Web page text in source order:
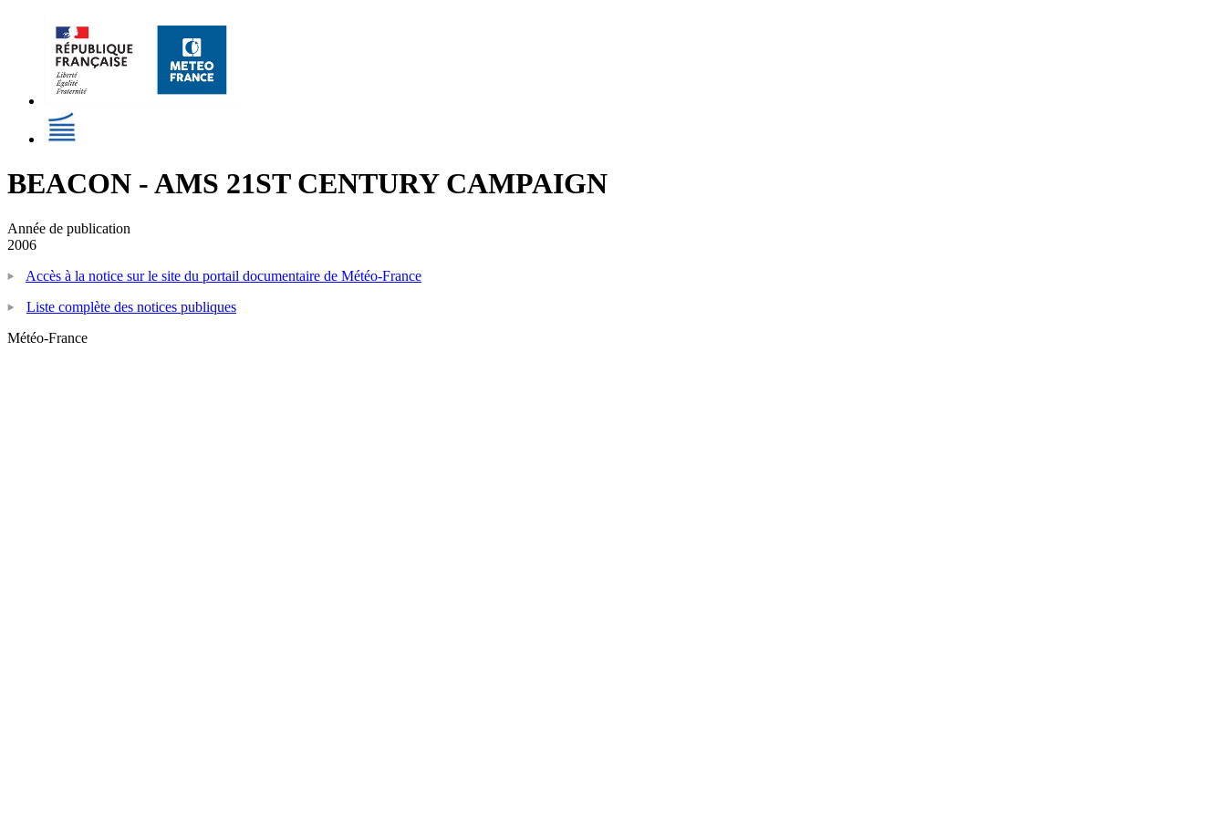
BEACON - AMS 21ST CENTURY CAMPAIGN
Année de publication
2006
Accès à la notice sur le site du portail documentaire de Météo-France
Liste complète des notices publiques
Météo-France